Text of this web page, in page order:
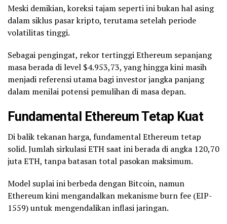
Meski demikian, koreksi tajam seperti ini bukan hal asing
dalam siklus pasar kripto, terutama setelah periode
volatilitas tinggi.
Sebagai pengingat, rekor tertinggi Ethereum sepanjang
masa berada di level $4.953,73, yang hingga kini masih
menjadi referensi utama bagi investor jangka panjang
dalam menilai potensi pemulihan di masa depan.
Fundamental Ethereum Tetap Kuat
Di balik tekanan harga, fundamental Ethereum tetap
solid. Jumlah sirkulasi ETH saat ini berada di angka 120,70
juta ETH, tanpa batasan total pasokan maksimum.
Model suplai ini berbeda dengan Bitcoin, namun
Ethereum kini mengandalkan mekanisme burn fee (EIP-
1559) untuk mengendalikan inflasi jaringan.